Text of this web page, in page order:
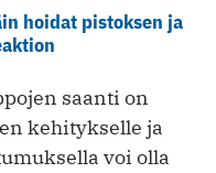
hoidat pistoksen ja
saanti on
kehitykselle ja
voi olla